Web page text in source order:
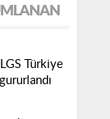
Türkiye